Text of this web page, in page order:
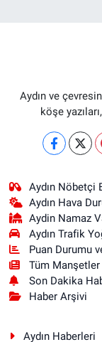
Aydın ve
köşe
Aydın Nöbetçi
Aydın Hava
Aydin Namaz
Aydın Trafik
Puan Durumu
Tüm Manşetler
Son Dakika
Haber Arşivi
Aydın Haberleri